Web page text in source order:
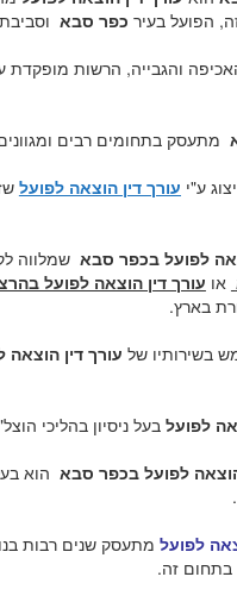
הפועל בעיר כפר סבא
והגבייה, הרשות מופקדת
מתעסק בתחומים רבים
ע"י עורך דין הוצאה לפועל
לפועל בכפר סבא שמלווה
או עורך דין הוצאה לפועל
בארץ.
בשירותיו של עורך דין
לפועל בעל ניסיון בהליכי
הוצאה לפועל בכפר סבא הוא
לפועל מתעסק שנים רבות
בתחום זה.